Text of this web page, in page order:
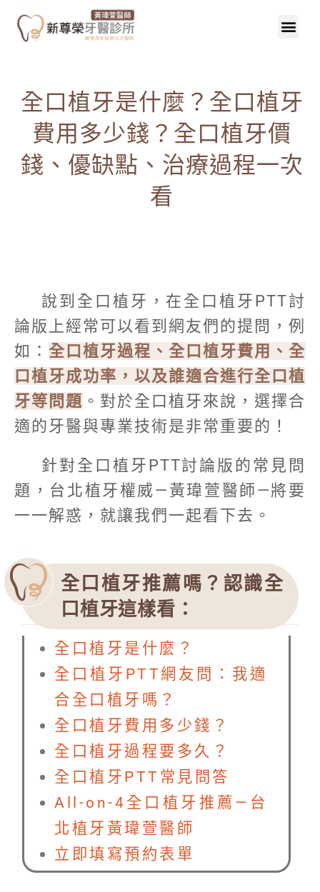
全口植牙是什麼？全口植牙
費用多少錢？全口植牙價
錢、優缺點、治療過程一次
看
說到全口植牙，在全口植牙PTT討
論版上經常可以看到網友們的提問，例
如： 全口植牙過程、全口植牙費用、全
口植牙成功率，以及誰適合進行全口植
牙等問題 。對於全口植牙來說，選擇合
適的牙醫與專業技術是非常重要的！
針對全口植牙PTT討論版的常見問
題，台北植牙權威—黃瑋萱醫師—將要
一一解惑，就讓我們一起看下去。
全口植牙推薦嗎？認識全
口植牙這樣看：
全口植牙是什麼？
全口植牙PTT網友問：我適
合全口植牙嗎？
全口植牙費用多少錢？
全口植牙過程要多久？
全口植牙PTT常見問答
All-on-4全口植牙推薦—台
北植牙黃瑋萱醫師
立即填寫預約表單